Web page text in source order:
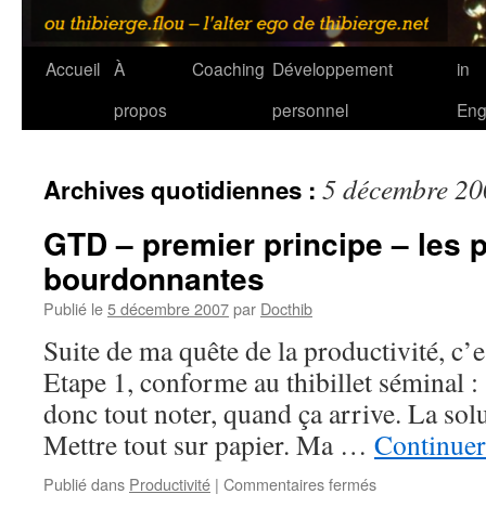
Accueil À
propos
Coaching Développement
personnel
in
Archives quotidiennes : 5 décembre
GTD – premier principe – les
bourdonnantes
Publié le5 décembre 2007par Docthib
Suite de ma quête de la productivité,
Etape 1, conforme au thibillet séminal
donc tout noter, quand ça arrive. La
Mettre tout sur papier. Ma …
Publié dans Productivité | Commentaires ferméssur